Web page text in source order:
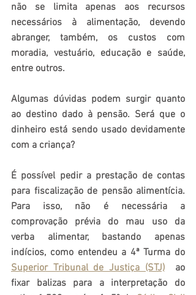
não se limita apenas aos recursos
necessários à alimentação, devendo
abranger, também, os custos com
moradia, vestuário, educação e saúde,
entre outros.
Algumas dúvidas podem surgir quanto
ao destino dado à pensão. Será que o
dinheiro está sendo usado devidamente
com a criança?
É possível pedir a prestação de contas
para fiscalização de pensão alimentícia.
Para isso, não é necessária a
comprovação prévia do mau uso da
verba alimentar, bastando apenas
Superior Tribunal de Justiça (STJ)
  ao
fixar balizas para a interpretação do